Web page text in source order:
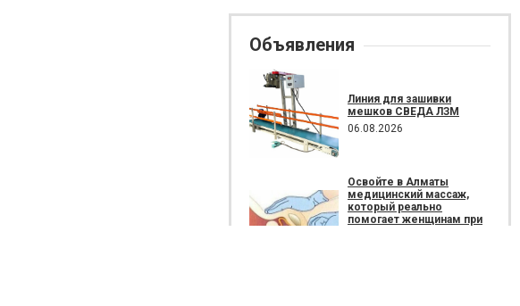
Объявления
Линия для зашивки
мешков СВЕДА ЛЗМ
06.08.2026
Освойте в Алматы
медицинский массаж,
который реально
помогает женщинам при